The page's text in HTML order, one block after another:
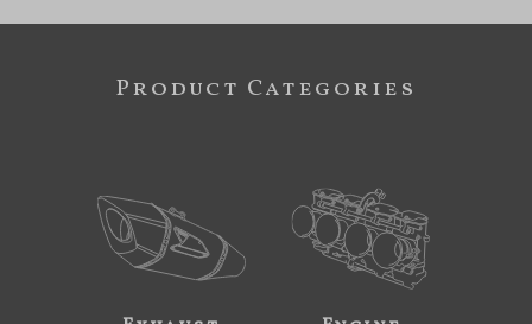
Product Categories